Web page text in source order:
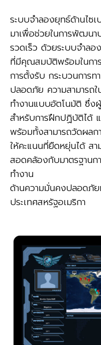
ระบบจำลองยุทธ์ด้านไซ
มาเพื่อช่วยในการพัฒนา
รวดเร็ว ด้วยระบบจำลอ
ที่มีคุณสมบัติพร้อมในกา
การตั้งรับ กระบวนการ
ปลอดภัย ความสามารถใ
ทำงานแบบอัตโนมัติ ซึ่ง
สำหรับการฝึกปฏิบัติได้
พร้อมทั้งสามารถวัดผลก
ให้คะแนนที่ยืดหยุ่นได้ ส
สอดคล้องกับมาตรฐาน
ทำงาน
ด้านความมั่นคงปลอดภัย
ประเทศสหรัฐอเมริกา